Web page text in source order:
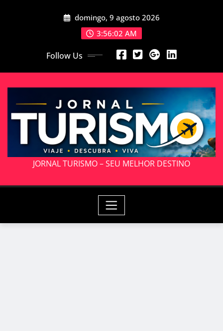
domingo, 9 agosto 2026
3:56:03 AM
Follow Us
JORNAL TURISMO – SEU MELHOR DESTINO